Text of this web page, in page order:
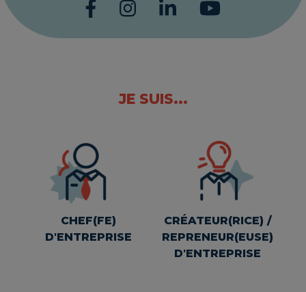
JE SUIS...
CHEF(FE)
D'ENTREPRISE
CRÉATEUR(RICE) /
REPRENEUR(EUSE)
D'ENTREPRISE